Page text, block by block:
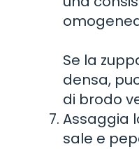
Se la
densa,
di brodo
Assaggia
sale e